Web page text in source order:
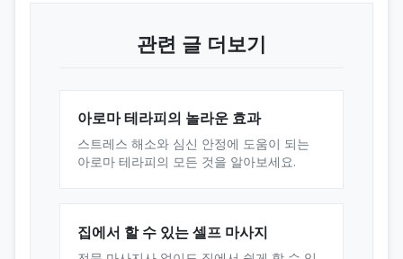
관련 글 더보기
아로마 테라피의 놀라운 효과
스트레스 해소와 심신 안정에 도움이 되는
아로마 테라피의 모든 것을 알아보세요.
집에서 할 수 있는 셀프 마사지